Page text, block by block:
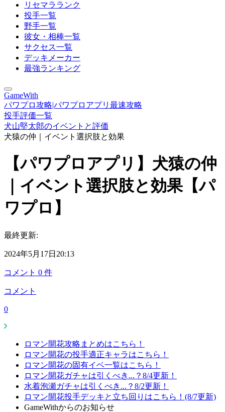
リセマラランク
投手一覧
野手一覧
彼女・相棒一覧
サクセス一覧
デッキメーカー
最強ランキング
GameWith
パワプロ攻略|パワプロアプリ最速攻略
投手評価一覧
犬山堅太郎のイベントと評価
犬猿の仲｜イベント選択肢と効果
【パワプロアプリ】犬猿の仲
｜イベント選択肢と効果【パ
ワプロ】
最終更新:
2024年5月17日20:13
コメント 0 件
コメント
0
ロマン開花攻略まとめはこちら！
ロマン開花の投手適正キャラはこちら！
ロマン開花の固有イベ一覧はこちら！
ロマン開花ガチャは引くべき...？8/4更新！
水着泡瀬ガチャは引くべき...？8/2更新！
ロマン開花投手デッキと立ち回りはこちら！(8/7更新)
GameWithからのお知らせ